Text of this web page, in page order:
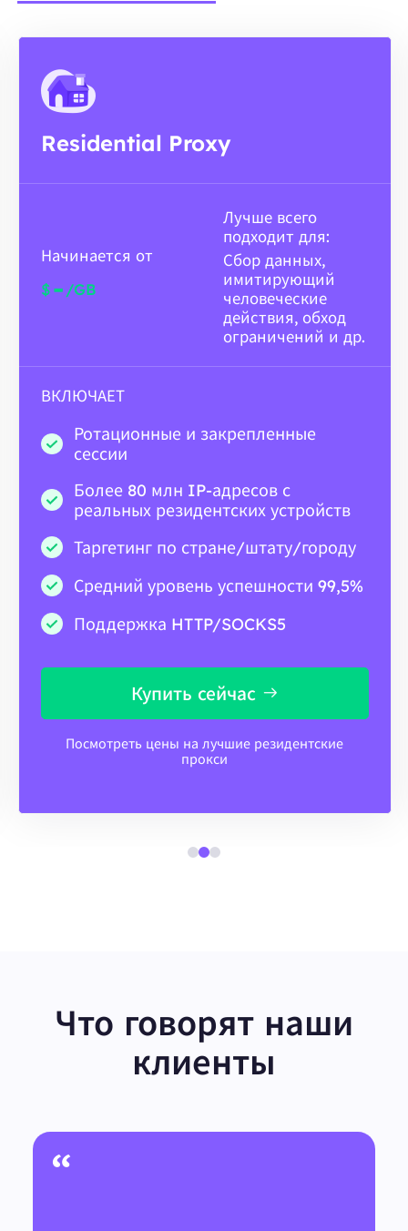
Residential Proxy
Начинается от
$- /GB
Лучше всего
подходит для:
Сбор данных,
имитирующий
человеческие
действия, обход
ограничений и др.
ВКЛЮЧАЕТ
Ротационные и закрепленные
сессии
Более 80 млн IP-адресов с
реальных резидентских устройств
Таргетинг по стране/штату/городу
Средний уровень успешности 99,5%
Поддержка HTTP/SOCKS5
Купить сейчас
Посмотреть цены на лучшие резидентские
прокси
Что говорят наши
клиенты
“